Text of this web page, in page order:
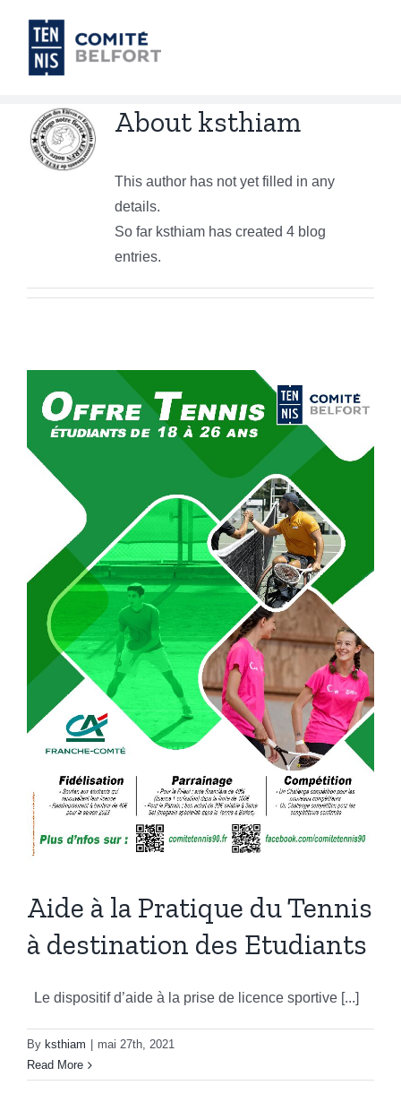
content
About ksthiam
This author has not yet filled in any
details.
So far ksthiam has created 4 blog
entries.
Aide à la Pratique du Tennis
à destination des Etudiants
Le dispositif d’aide à la prise de licence sportive [...]
By ksthiam
mai 27th, 2021
Read More